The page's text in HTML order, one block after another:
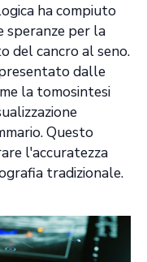
ha compiuto
speranze per la
del cancro al seno.
dalle
la tomosintesi
Questo
l'accuratezza
tradizionale.